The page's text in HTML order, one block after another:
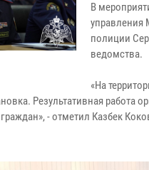
В
управления
полиции
ведомства.
«На
Результативная работа
- отметил Казбек